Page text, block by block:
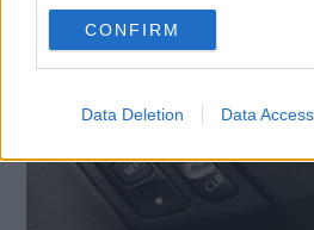
use your data for below specified
consent section.
CONFIRM
Data Deletion Data Access